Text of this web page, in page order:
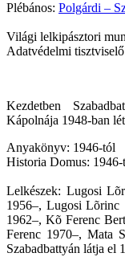
Plébános: Polgárdi –
Világi lelkipásztori
Adatvédelmi
Kezdetben
Kápolnája 1948-ban
Anyakönyv: 1946-tól
Historia Domus: 1946-
Lelkészek: Lugosi
1956–, Lugosi Lõrinc
1962–, Kõ Ferenc
Ferenc 1970–, Mata
Szabadbattyán látja el